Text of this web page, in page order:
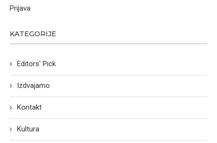
Prijava
KATEGORIJE
Editors' Pick
Izdvajamo
Kontakt
Kultura